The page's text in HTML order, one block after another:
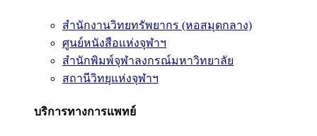
สำนักงานวิทยทรัพยากร (หอสมุดกลาง)
ศูนย์หนังสือแห่งจุฬาฯ
สำนักพิมพ์จุฬาลงกรณ์มหาวิทยาลัย
สถานีวิทยุแห่งจุฬาฯ
บริการทางการแพทย์